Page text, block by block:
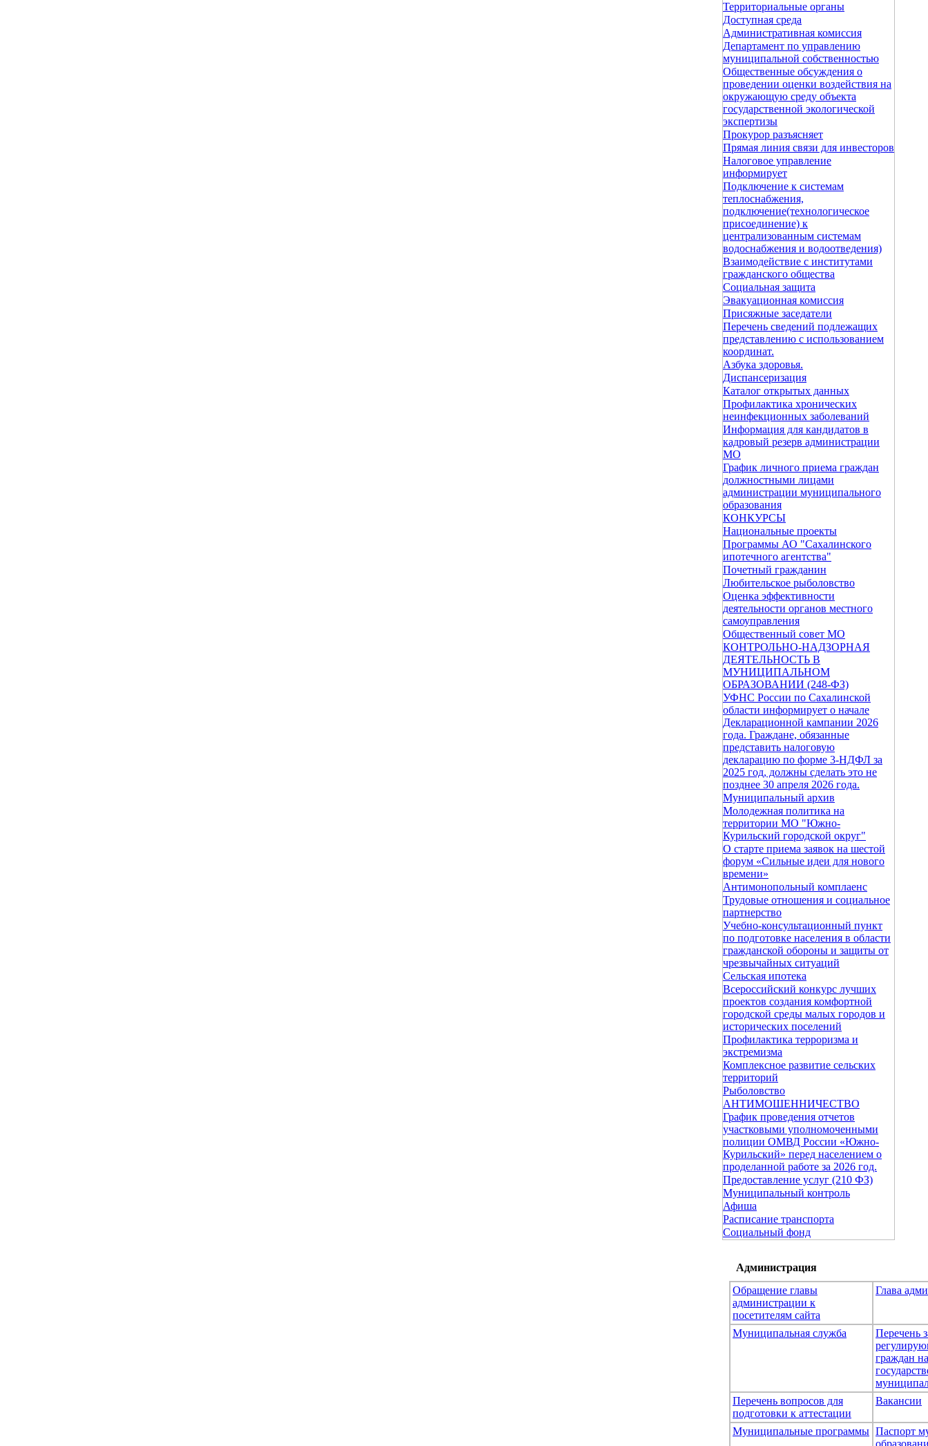
Территориальные органы
Доступная среда
Административная комиссия
Департамент по управлению
муниципальной собственностью
Общественные обсуждения о
проведении оценки воздействия на
окружающую среду объекта
государственной экологической
экспертизы
Прокурор разъясняет
Прямая линия связи для инвесторов
Налоговое управление
информирует
Подключение к системам
теплоснабжения,
подключение(технологическое
присоединение) к
централизованным системам
водоснабжения и водоотведения)
Взаимодействие с институтами
гражданского общества
Социальная защита
Эвакуационная комиссия
Присяжные заседатели
Перечень сведений подлежащих
представлению с использованием
координат.
Азбука здоровья.
Диспансеризация
Каталог открытых данных
Профилактика хронических
неинфекционных заболеваний
Информация для кандидатов в
кадровый резерв администрации
МО
График личного приема граждан
должностными лицами
администрации муниципального
образования
КОНКУРСЫ
Национальные проекты
Программы АО "Сахалинского
ипотечного агентства"
Почетный гражданин
Любительское рыболовство
Оценка эффективности
деятельности органов местного
самоуправления
Общественный совет МО
КОНТРОЛЬНО-НАДЗОРНАЯ
ДЕЯТЕЛЬНОСТЬ В
МУНИЦИПАЛЬНОМ
ОБРАЗОВАНИИ (248-ФЗ)
УФНС России по Сахалинской
области информирует о начале
Декларационной кампании 2026
года. Граждане, обязанные
представить налоговую
декларацию по форме 3-НДФЛ за
2025 год, должны сделать это не
позднее 30 апреля 2026 года.
Муниципальный архив
Молодежная политика на
территории МО "Южно-
Курильский городской округ"
О старте приема заявок на шестой
форум «Сильные идеи для нового
времени»
Антимонопольный комплаенс
Трудовые отношения и социальное
партнерство
Учебно-консультационный пункт
по подготовке населения в области
гражданской обороны и защиты от
чрезвычайных ситуаций
Сельская ипотека
Всероссийский конкурс лучших
проектов создания комфортной
городской среды малых городов и
исторических поселений
Профилактика терроризма и
экстремизма
Комплексное развитие сельских
территорий
Рыболовство
АНТИМОШЕННИЧЕСТВО
График проведения отчетов
участковыми уполномоченными
полиции ОМВД России «Южно-
Курильский» перед населением о
проделанной работе за 2026 год.
Предоставление услуг (210 ФЗ)
Муниципальный контроль
Афиша
Расписание транспорта
Социальный фонд
Администрация
Обращение главы
администрации к
посетителям сайта
Глава
Муниципальная служба
Перечень
граждан на
Перечень вопросов для
подготовки к аттестации
Вакансии
Муниципальные программы Паспорт